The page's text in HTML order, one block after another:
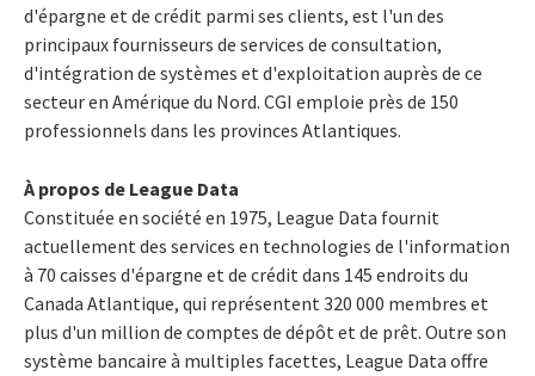
d'épargne et de crédit parmi ses clients, est l'un des
principaux fournisseurs de services de consultation,
d'intégration de systèmes et d'exploitation auprès de ce
secteur en Amérique du Nord. CGI emploie près de 150
professionnels dans les provinces Atlantiques.
À propos de League Data
Constituée en société en 1975, League Data fournit
actuellement des services en technologies de l'information
à 70 caisses d'épargne et de crédit dans 145 endroits du
Canada Atlantique, qui représentent 320 000 membres et
plus d'un million de comptes de dépôt et de prêt. Outre son
système bancaire à multiples facettes, League Data offre